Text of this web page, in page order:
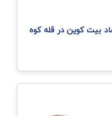
بیت کوین در قله کوه